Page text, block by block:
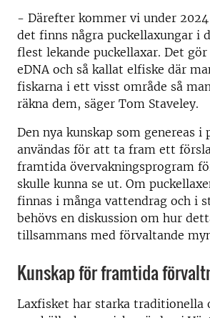
- Därefter kommer vi under
det finns några puckellaxungar i
flest lekande puckellaxar. Det
eDNA och så kallat elfiske där
fiskarna i ett visst område så
räkna dem, säger Tom Staveley.
Den nya kunskap som genereas i
användas för att ta fram ett
framtida övervakningsprogram
skulle kunna se ut. Om
finnas i många vattendrag och i
behövs en diskussion om hur
tillsammans med förvaltande
Kunskap för framtida
Laxfisket har starka traditionella